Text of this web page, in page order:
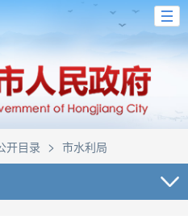
开目录 > 市水利局